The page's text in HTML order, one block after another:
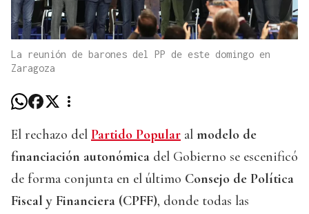
La reunión de barones del PP de este domingo en
Zaragoza
El rechazo del Partido Popular al modelo de
financiación autonómica del Gobierno se escenificó
de forma conjunta en el último Consejo de Política
Fiscal y Financiera (CPFF), donde todas las